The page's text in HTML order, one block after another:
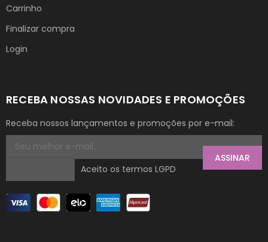
Carrinho
Finalizar compra
Login
RECEBA NOSSAS NOVIDADES E PROMOÇÕES
Receba nossos lançamentos e promoções por e-mail:
ASSINAR
Aceito os termos LGPD